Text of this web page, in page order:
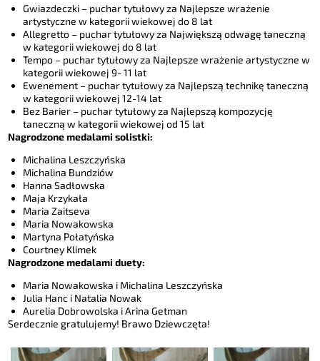
Gwiazdeczki – puchar tytułowy za Najlepsze wrażenie
artystyczne w kategorii wiekowej do 8 lat
Allegretto – puchar tytułowy za Największą odwagę taneczną
w kategorii wiekowej do 8 lat
Tempo – puchar tytułowy za Najlepsze wrażenie artystyczne w
kategorii wiekowej 9- 11 lat
Ewenement – puchar tytułowy za Najlepszą technikę taneczną
w kategorii wiekowej 12-14 lat
Bez Barier – puchar tytułowy za Najlepszą kompozycję
taneczną w kategorii wiekowej od 15 lat
Nagrodzone medalami solistki:
Michalina Leszczyńska
Michalina Bundziów
Hanna Sadłowska
Maja Krzykała
Maria Zaitseva
Maria Nowakowska
Martyna Połatyńska
Courtney Klimek
Nagrodzone medalami duety:
Maria Nowakowska i Michalina Leszczyńska
Julia Hanc i Natalia Nowak
Aurelia Dobrowolska i Arina Getman
Serdecznie gratulujemy! Brawo Dziewczęta!